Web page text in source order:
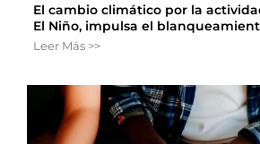
El cambio climático por la
El Niño, impulsa el
Leer Más >>